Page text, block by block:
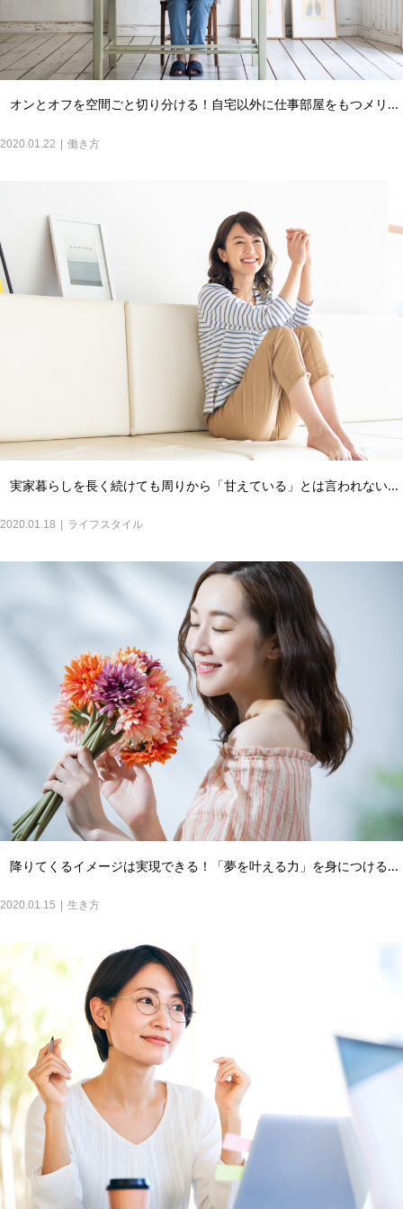
オンとオフを空間ごと切り分ける！自宅以外に仕事部屋をもつメリ...
2020.01.22 働き方
実家暮らしを長く続けても周りから「甘えている」とは言われない...
2020.01.18 ライフスタイル
降りてくるイメージは実現できる！「夢を叶える力」を身につける...
2020.01.15 生き方